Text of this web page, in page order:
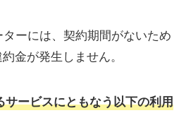
ーには、契約期間がないため
金が発生しません。
サービスにともなう以下の利用